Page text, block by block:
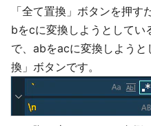
「全て置換」ボタンを押す
bをcに変換しようとしてい
で、abをacに変換しよう
換」ボタンです。